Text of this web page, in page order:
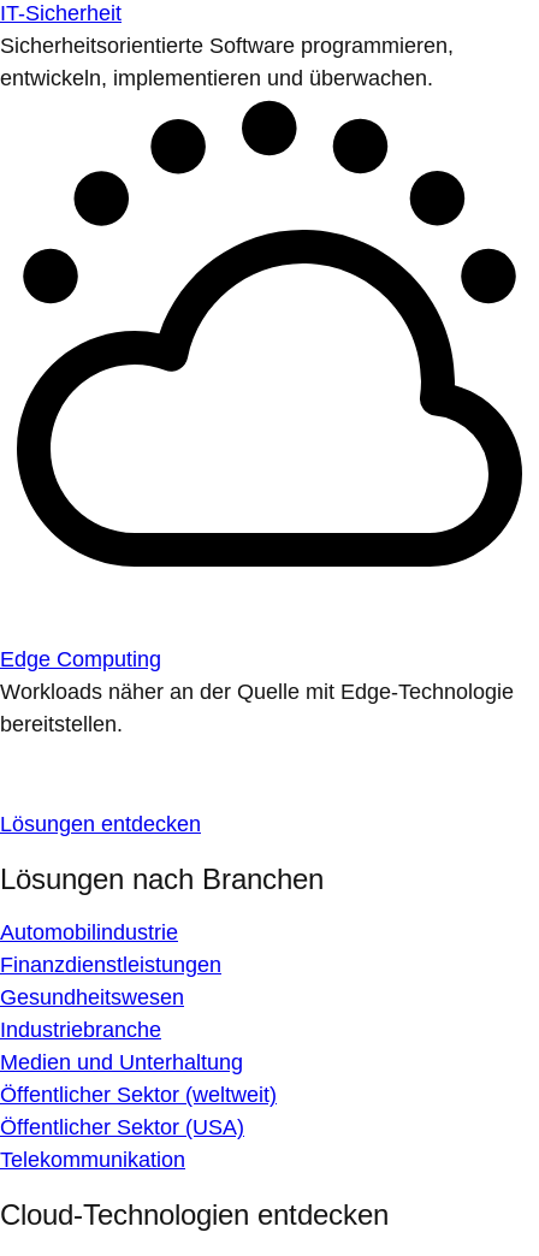
IT-Sicherheit
Sicherheitsorientierte Software programmieren,
entwickeln, implementieren und überwachen.
Edge Computing
Workloads näher an der Quelle mit Edge-Technologie
bereitstellen.
Lösungen entdecken
Lösungen nach Branchen
Automobilindustrie
Finanzdienstleistungen
Gesundheitswesen
Industriebranche
Medien und Unterhaltung
Öffentlicher Sektor (weltweit)
Öffentlicher Sektor (USA)
Telekommunikation
Cloud-Technologien entdecken